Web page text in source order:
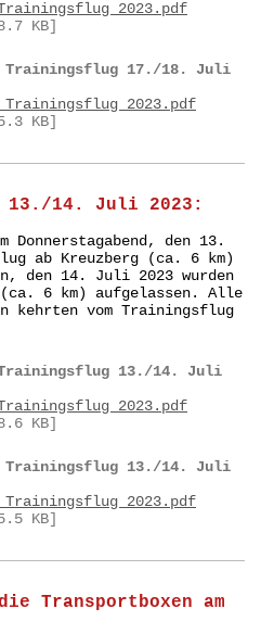
2023.pdf
KB]
17./18. Juli
2023.pdf
KB]
13./14. Juli 2023:
Donnerstagabend, den 13.
ab Kreuzberg (ca. 6 km)
den 14. Juli 2023 wurden
6 km) aufgelassen. Alle
kehrten vom Trainingsflug
13./14. Juli
2023.pdf
KB]
13./14. Juli
2023.pdf
KB]
Transportboxen am